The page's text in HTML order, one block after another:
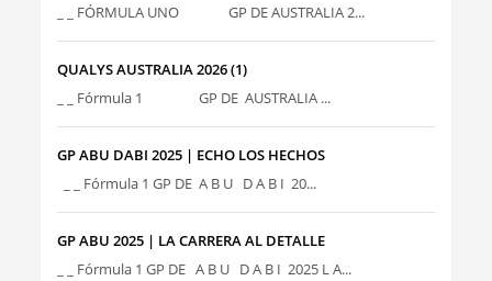
_ _ FÓRMULA UNO GP DE AUSTRALIA 2...
QUALYS AUSTRALIA 2026 (1)
_ _ Fórmula 1 GP DE AUSTRALIA ...
GP ABU DABI 2025 | ECHO LOS HECHOS
_ _ Fórmula 1 GP DE A B U D A B I 20...
GP ABU 2025 | LA CARRERA AL DETALLE
_ _ Fórmula 1 GP DE A B U D A B I 2025 L A...